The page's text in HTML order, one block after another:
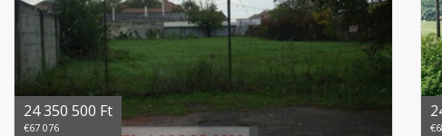
24 350 500 Ft
€67 076